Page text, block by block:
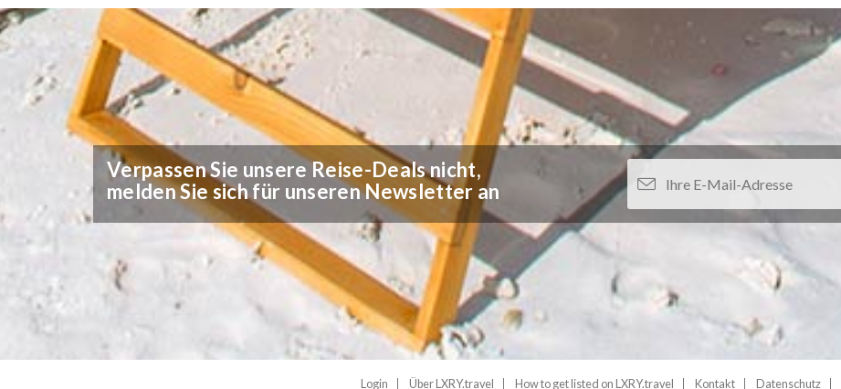
Verpassen Sie unsere Reise-Deals nicht,
melden Sie sich für unseren Newsletter an
Login Über LXRY.travel How to get listed on LXRY.travel Kontakt Datenschutz